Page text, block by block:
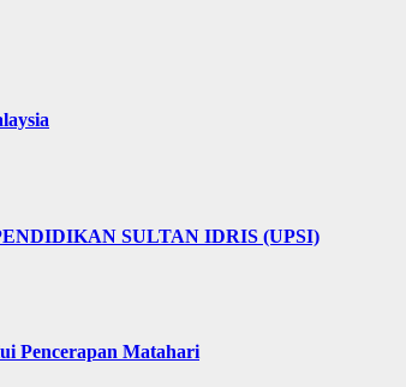
SULTAN IDRIS (UPSI)
Pencerapan Matahari